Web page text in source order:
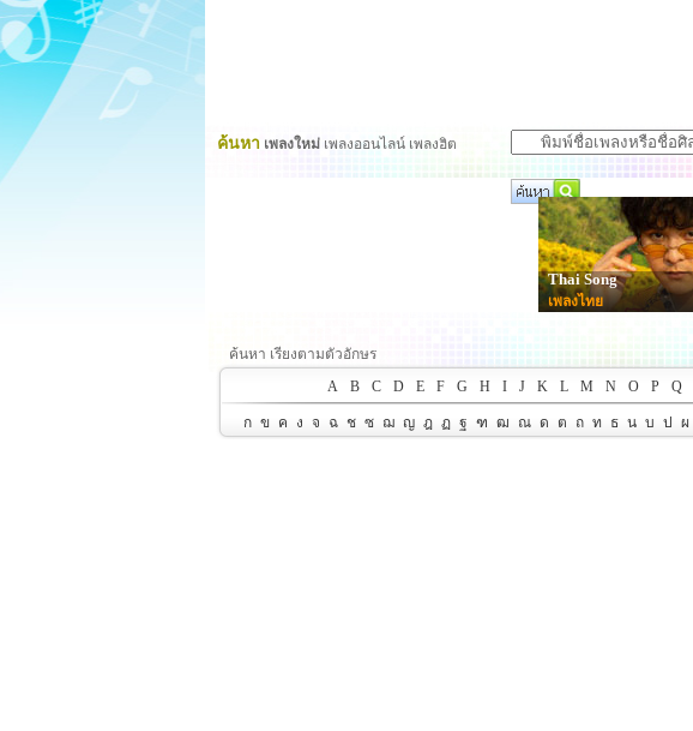
ค้นหา เพลงใหม่ เพลงออนไลน์ เพลงฮิต
Thai Song
เพลงไทย
ค้นหา เรียงตามตัวอักษร
A
B C D E F G H I J K L M N O P Q
ก ข ค ง จ ฉ ช ซ ฌ ญ ฎ ฏ ฐ ฑ ฒ ณ ด ต ถ ท ธ น บ ป ผ